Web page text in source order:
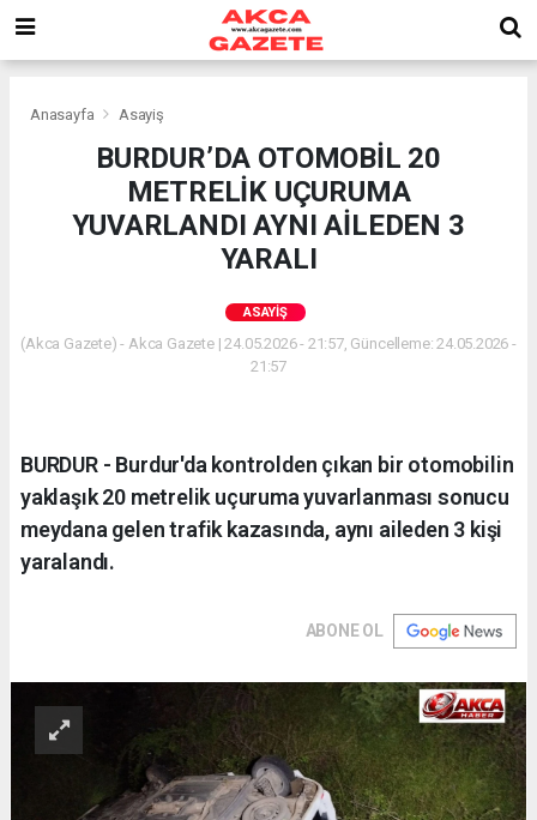
Anasayfa Asayiş
BURDUR’DA OTOMOBİL 20
METRELİK UÇURUMA
YUVARLANDI AYNI AİLEDEN 3
YARALI
ASAYIŞ
(Akca Gazete) - Akca Gazete | 24.05.2026 - 21:57, Güncelleme: 24.05.2026 -
21:57
BURDUR - Burdur'da kontrolden çıkan bir otomobilin
yaklaşık 20 metrelik uçuruma yuvarlanması sonucu
meydana gelen trafik kazasında, aynı aileden 3 kişi
yaralandı.
ABONE OL